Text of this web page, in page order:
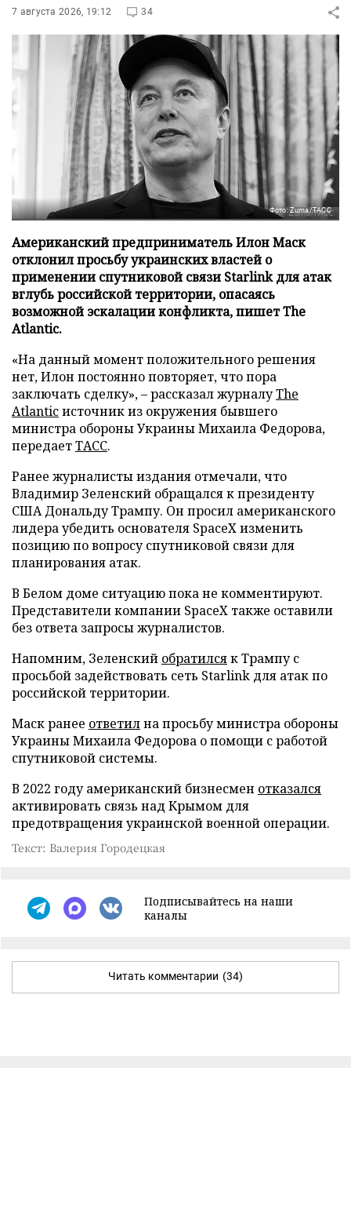
7 августа 2026, 19:12 34
Фото: Zuma/ТАСС
Американский предприниматель Илон Маск
отклонил просьбу украинских властей о
применении спутниковой связи Starlink для атак
вглубь российской территории, опасаясь
возможной эскалации конфликта, пишет The
Atlantic.
«На данный момент положительного решения
нет, Илон постоянно повторяет, что пора
заключать сделку», – рассказал журналуThe
Atlanticисточник из окружения бывшего
министра обороны Украины Михаила Федорова,
передаетТАСС.
Ранее журналисты издания отмечали, что
Владимир Зеленский обращался к президенту
США Дональду Трампу. Он просил американского
лидера убедить основателя SpaceX изменить
позицию по вопросу спутниковой связи для
планирования атак.
В Белом доме ситуацию пока не комментируют.
Представители компании SpaceX также оставили
без ответа запросы журналистов.
Напомним, Зеленский обратилсяк Трампу с
просьбой задействовать сеть Starlink для атак по
российской территории.
Маск ранее ответилна просьбу министра обороны
Украины Михаила Федорова о помощи с работой
спутниковой системы.
В 2022 году американский бизнесмен отказался
активировать связь над Крымом для
предотвращения украинской военной операции.
Текст: Валерия Городецкая
Подписывайтесь на наши
каналы
Читать комментарии (34)